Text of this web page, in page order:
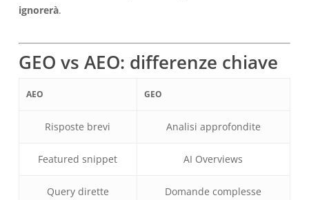
ignorerà.
GEO vs AEO: differenze chiave
AEO GEO
Risposte brevi Analisi approfondite
Featured snippet AI Overviews
Query dirette Domande complesse